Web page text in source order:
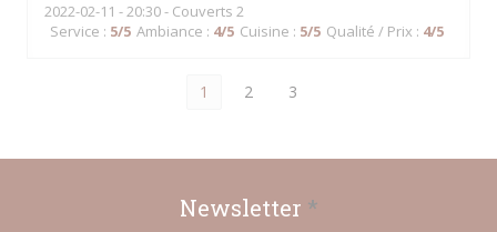
2022-02-11 - 20:30 - Couverts 2
Service : 5/5 Ambiance : 4/5 Cuisine : 5/5 Qualité / Prix : 4/5
1 2 3
Newsletter *